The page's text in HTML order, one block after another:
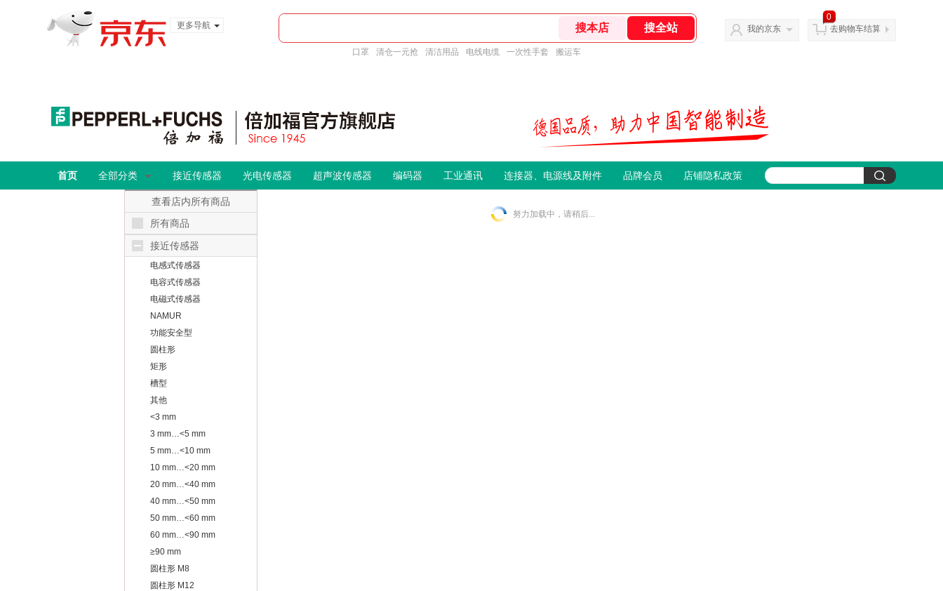
更多导航
口罩 清仓一元抢 清洁用品 电线电缆 一次性手套 搬运车
我的京东
0
去购物车结算
首页 全部分类 接近传感器 光电传感器 超声波传感器 编码器 工业通讯 连接器、电源线及附件 品牌会员 店铺隐私政策
查看店内所有商品
所有商品
接近传感器
电感式传感器
电容式传感器
电磁式传感器
NAMUR
功能安全型
圆柱形
矩形
槽型
其他
<3 mm
3 mm…<5 mm
5 mm…<10 mm
10 mm…<20 mm
20 mm…<40 mm
40 mm…<50 mm
50 mm…<60 mm
60 mm…<90 mm
≥90 mm
圆柱形 M8
圆柱形 M12
努力加载中，请稍后...